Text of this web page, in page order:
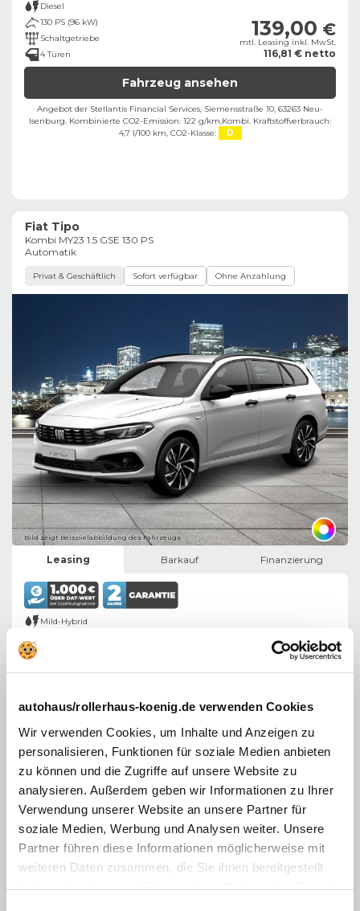
autohaus/rollerhaus-koenig.de verwenden Cookies
Wir verwenden Cookies, um Inhalte und Anzeigen zu
personalisieren, Funktionen für soziale Medien anbieten
zu können und die Zugriffe auf unsere Website zu
analysieren. Außerdem geben wir Informationen zu Ihrer
Verwendung unserer Website an unsere Partner für
soziale Medien, Werbung und Analysen weiter. Unsere
Partner führen diese Informationen möglicherweise mit
weiteren Daten zusammen, die Sie ihnen bereitgestellt
haben oder die sie im Rahmen Ihrer Nutzung der Dienste
Diesel
130 PS (96 kW)
Schaltgetriebe
4 Türen
139,00 €
mtl. Leasing inkl. MwSt.
116,81 € netto
Fahrzeug ansehen
Angebot der Stellantis Financial Services, Siemensstraße 10, 63263 Neu-
Isenburg. ​ Kombinierte CO2-Emission: 122 g/km,Kombi. Kraftstoffverbrauch:
4,7 l/100 km, CO2-Klasse: D
Fiat Tipo
Kombi MY23 1.5 GSE 130 PS
Automatik
Privat & Geschäftlich Sofort verfügbar Ohne Anzahlung
Bild zeigt Beispielabbildung des Fahrzeugs
Leasing Barkauf Finanzierung
Mild-Hybrid
169,00€
mtl. Leasing inkl. MwSt.
Kombiniert gewichteter Kraftstoffverbrauch: 5,2 l/100 km, Kombinierte CO2-
Emission: 117 g/km, CO2-Klasse: D
Die Facetten des Fiat Tipo
Der Fiat Tipo, seit 2016 neu angeboten, ist die kompakte Limousine im